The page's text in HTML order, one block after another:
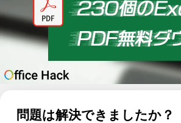
問題は解決できましたか？